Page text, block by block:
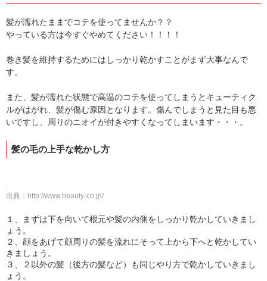
髪が濡れたままでコテを使ってませんか？？
やっている方は今すぐやめてください！！！！
巻き髪を維持するためにはしっかり乾かすことがまず大事なんで
す。
また、髪が濡れた状態で高温のコテを使ってしまうとキューティク
ルがはがれ、髪が傷む原因となります。傷んでしまうと見た目も悪
いですし、周りのニオイが付きやすくなってしまいます・・・。
髪の毛の上手な乾かし方
出典： http://www.beauty-co.jp/
１、まずは下を向いて根元や髪の内側をしっかり乾かしていきまし
ょう。
２、顔をあげて顔周りの髪を流れにそって上から下へと乾かしてい
きましょう。
３、２以外の髪（後方の髪など）も同じやり方で乾かしていきまし
ょう。